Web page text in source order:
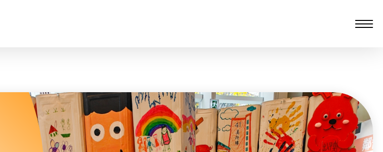
招标项目
关于我们
内地服务
教育服务
医疗衞生服务
社会企业
我们的服务